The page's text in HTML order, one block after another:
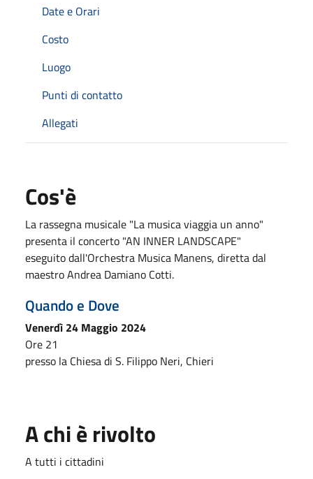
Date e Orari
Costo
Luogo
Punti di contatto
Allegati
Cos'è
La rassegna musicale "La musica viaggia un anno"
presenta il concerto "AN INNER LANDSCAPE"
eseguito dall'Orchestra Musica Manens, diretta dal
maestro Andrea Damiano Cotti.
Quando e Dove
Venerdì 24 Maggio 2024
Ore 21
presso la Chiesa di S. Filippo Neri, Chieri
A chi è rivolto
A tutti i cittadini